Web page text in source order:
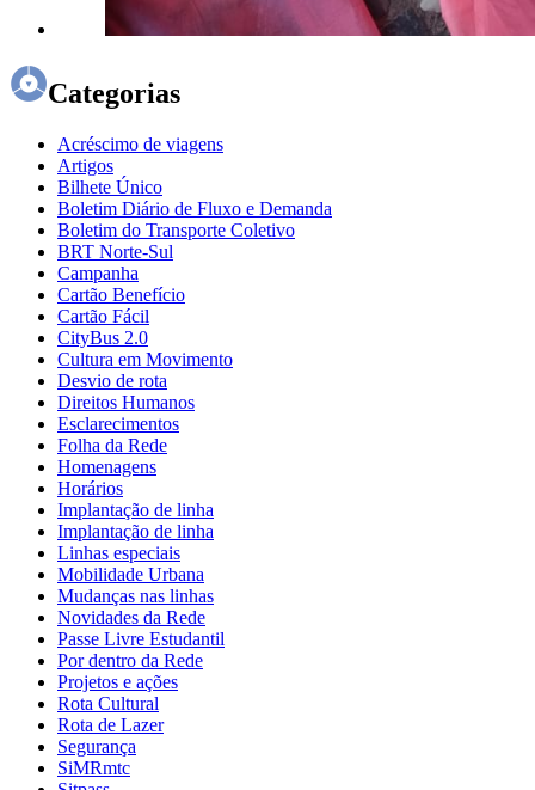
Categorias
Acréscimo de viagens
Artigos
Bilhete Único
Boletim Diário de Fluxo e Demanda
Boletim do Transporte Coletivo
BRT Norte-Sul
Campanha
Cartão Benefício
Cartão Fácil
CityBus 2.0
Cultura em Movimento
Desvio de rota
Direitos Humanos
Esclarecimentos
Folha da Rede
Homenagens
Horários
Implantação de linha
Implantação de linha
Linhas especiais
Mobilidade Urbana
Mudanças nas linhas
Novidades da Rede
Passe Livre Estudantil
Por dentro da Rede
Projetos e ações
Rota Cultural
Rota de Lazer
Segurança
SiMRmtc